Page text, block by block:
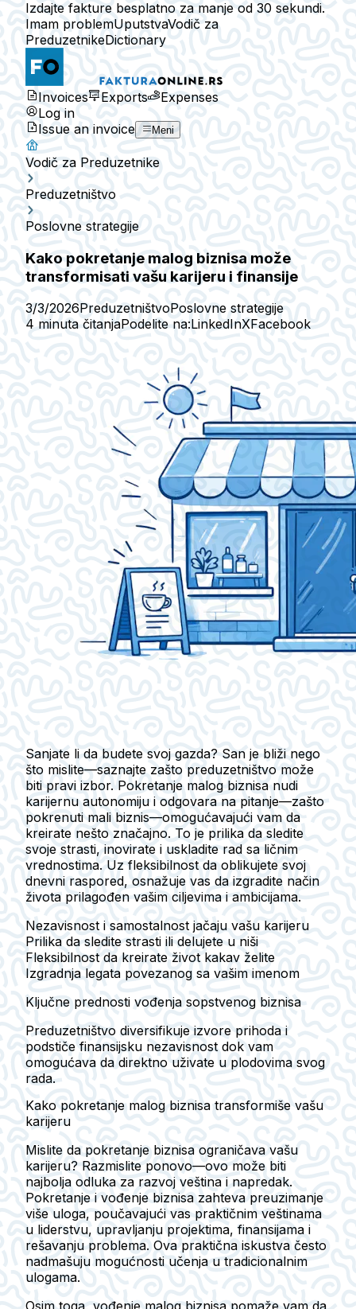
Izdajte fakture besplatno za manje od 30 sekundi.
Imam problemUputstvaVodič za
PreduzetnikeDictionary
Invoices Exports
Expenses
Log in
Issue an invoice
Meni
Vodič za Preduzetnike
Preduzetništvo
Poslovne strategije
Kako pokretanje malog biznisa može
transformisati vašu karijeru i finansije
3/3/2026PreduzetništvoPoslovne strategije
4 minuta čitanjaPodelite na:LinkedInXFacebook
Sanjate li da budete svoj gazda? San je bliži nego
što mislite—saznajte zašto preduzetništvo može
biti pravi izbor. Pokretanje malog biznisa nudi
karijernu autonomiju i odgovara na pitanje—zašto
pokrenuti mali biznis—omogućavajući vam da
kreirate nešto značajno. To je prilika da sledite
svoje strasti, inovirate i uskladite rad sa ličnim
vrednostima. Uz fleksibilnost da oblikujete svoj
dnevni raspored, osnažuje vas da izgradite način
života prilagođen vašim ciljevima i ambicijama.
Nezavisnost i samostalnost jačaju vašu karijeru
Prilika da sledite strasti ili delujete u niši
Fleksibilnost da kreirate život kakav želite
Izgradnja legata povezanog sa vašim imenom
Ključne prednosti vođenja sopstvenog biznisa
Preduzetništvo diversifikuje izvore prihoda i
podstiče finansijsku nezavisnost dok vam
omogućava da direktno uživate u plodovima svog
rada.
Kako pokretanje malog biznisa transformiše vašu
karijeru
Mislite da pokretanje biznisa ograničava vašu
karijeru? Razmislite ponovo—ovo može biti
najbolja odluka za razvoj veština i napredak.
Pokretanje i vođenje biznisa zahteva preuzimanje
više uloga, poučavajući vas praktičnim veštinama
u liderstvu, upravljanju projektima, finansijama i
rešavanju problema. Ova praktična iskustva često
nadmašuju mogućnosti učenja u tradicionalnim
ulogama.
Osim toga, vođenje malog biznisa pomaže vam da